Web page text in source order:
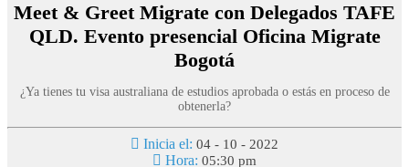
Meet & Greet Migrate con Delegados TAFE
QLD. Evento presencial Oficina Migrate
Bogotá
¿Ya tienes tu visa australiana de estudios aprobada o estás en proceso de
obtenerla?
Inicia el: 04 - 10 - 2022
Hora: 05:30 pm